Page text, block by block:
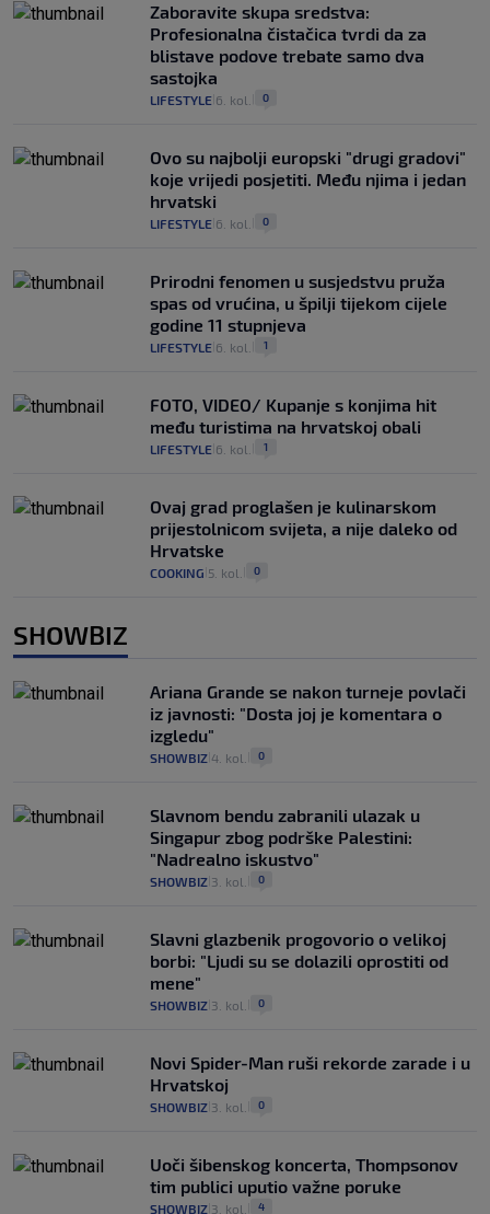
Zaboravite skupa sredstva:
Profesionalna čistačica tvrdi da za
blistave podove trebate samo dva
sastojka
LIFESTYLE 6. kol. 0
Ovo su najbolji europski "drugi gradovi"
koje vrijedi posjetiti. Među njima i jedan
hrvatski
LIFESTYLE 6. kol. 0
Prirodni fenomen u susjedstvu pruža
spas od vrućina, u špilji tijekom cijele
godine 11 stupnjeva
LIFESTYLE 6. kol. 1
FOTO, VIDEO/ Kupanje s konjima hit
među turistima na hrvatskoj obali
LIFESTYLE 6. kol. 1
Ovaj grad proglašen je kulinarskom
prijestolnicom svijeta, a nije daleko od
Hrvatske
COOKING 5. kol. 0
SHOWBIZ
Ariana Grande se nakon turneje povlači
iz javnosti: "Dosta joj je komentara o
izgledu"
SHOWBIZ 4. kol. 0
Slavnom bendu zabranili ulazak u
Singapur zbog podrške Palestini:
"Nadrealno iskustvo"
SHOWBIZ 3. kol. 0
Slavni glazbenik progovorio o velikoj
borbi: "Ljudi su se dolazili oprostiti od
mene"
SHOWBIZ 3. kol. 0
Novi Spider-Man ruši rekorde zarade i u
Hrvatskoj
SHOWBIZ 3. kol. 0
Uoči šibenskog koncerta, Thompsonov
tim publici uputio važne poruke
SHOWBIZ 3. kol. 4